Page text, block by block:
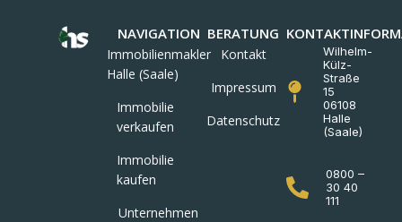
NAVIGATION
Immobilienmakler
Halle (Saale)
Immobilie
verkaufen
Immobilie
kaufen
Unternehmen
BERATUNG
Kontakt
Impressum
Datenschutz
Wilhelm-
Külz-
Straße
15
06108
Halle
(Saale)
0800 –
30 40
111